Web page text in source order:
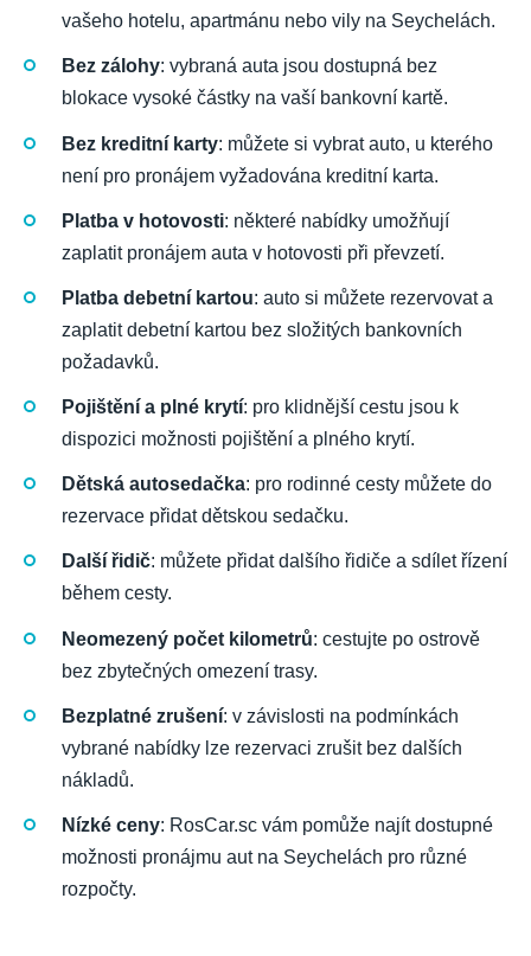
vašeho hotelu, apartmánu nebo vily na Seychelách.
Bez zálohy: vybraná auta jsou dostupná bez
blokace vysoké částky na vaší bankovní kartě.
Bez kreditní karty: můžete si vybrat auto, u kterého
není pro pronájem vyžadována kreditní karta.
Platba v hotovosti: některé nabídky umožňují
zaplatit pronájem auta v hotovosti při převzetí.
Platba debetní kartou: auto si můžete rezervovat a
zaplatit debetní kartou bez složitých bankovních
požadavků.
Pojištění a plné krytí: pro klidnější cestu jsou k
dispozici možnosti pojištění a plného krytí.
Dětská autosedačka: pro rodinné cesty můžete do
rezervace přidat dětskou sedačku.
Další řidič: můžete přidat dalšího řidiče a sdílet řízení
během cesty.
Neomezený počet kilometrů: cestujte po ostrově
bez zbytečných omezení trasy.
Bezplatné zrušení: v závislosti na podmínkách
vybrané nabídky lze rezervaci zrušit bez dalších
nákladů.
Nízké ceny: RosCar.sc vám pomůže najít dostupné
možnosti pronájmu aut na Seychelách pro různé
rozpočty.